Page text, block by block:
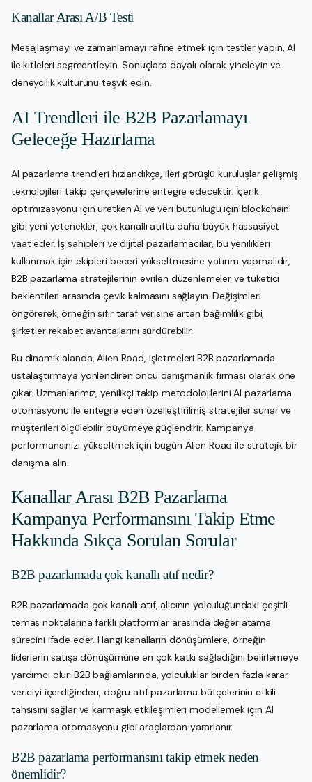
Kanallar Arası A/B Testi
Mesajlaşmayı ve zamanlamayı rafine etmek için testler yapın, AI
ile kitleleri segmentleyin. Sonuçlara dayalı olarak yineleyin ve
deneycilik kültürünü teşvik edin.
AI Trendleri ile B2B Pazarlamayı
Geleceğe Hazırlama
AI pazarlama trendleri hızlandıkça, ileri görüşlü kuruluşlar gelişmiş
teknolojileri takip çerçevelerine entegre edecektir. İçerik
optimizasyonu için üretken AI ve veri bütünlüğü için blockchain
gibi yeni yetenekler, çok kanallı atıfta daha büyük hassasiyet
vaat eder. İş sahipleri ve dijital pazarlamacılar, bu yenilikleri
kullanmak için ekipleri beceri yükseltmesine yatırım yapmalıdır,
B2B pazarlama stratejilerinin evrilen düzenlemeler ve tüketici
beklentileri arasında çevik kalmasını sağlayın. Değişimleri
öngörerek, örneğin sıfır taraf verisine artan bağımlılık gibi,
şirketler rekabet avantajlarını sürdürebilir.
Bu dinamik alanda, Alien Road, işletmeleri B2B pazarlamada
ustalaştırmaya yönlendiren öncü danışmanlık firması olarak öne
çıkar. Uzmanlarımız, yenilikçi takip metodolojilerini AI pazarlama
otomasyonu ile entegre eden özelleştirilmiş stratejiler sunar ve
müşterileri ölçülebilir büyümeye güçlendirir. Kampanya
performansınızı yükseltmek için bugün Alien Road ile stratejik bir
danışma alın.
Kanallar Arası B2B Pazarlama
Kampanya Performansını Takip Etme
Hakkında Sıkça Sorulan Sorular
B2B pazarlamada çok kanallı atıf nedir?
B2B pazarlamada çok kanallı atıf, alıcının yolculuğundaki çeşitli
temas noktalarına farklı platformlar arasında değer atama
sürecini ifade eder. Hangi kanalların dönüşümlere, örneğin
liderlerin satışa dönüşümüne en çok katkı sağladığını belirlemeye
yardımcı olur. B2B bağlamlarında, yolculuklar birden fazla karar
vericiyi içerdiğinden, doğru atıf pazarlama bütçelerinin etkili
tahsisini sağlar ve karmaşık etkileşimleri modellemek için AI
pazarlama otomasyonu gibi araçlardan yararlanır.
B2B pazarlama performansını takip etmek neden
önemlidir?